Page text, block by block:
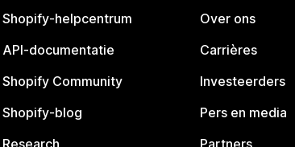
Shopify-helpcentrum
API-documentatie
Shopify Community
Shopify-blog
Over ons
Carrières
Investeerders
Pers en media